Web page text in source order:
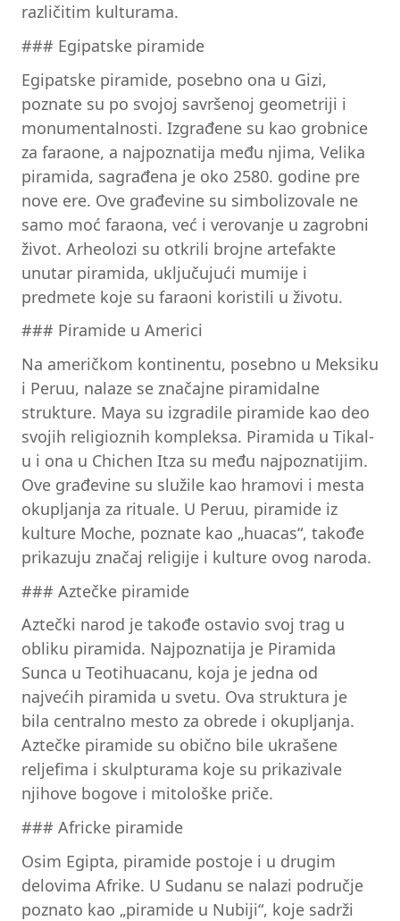
različitim kulturama.
### Egipatske piramide
Egipatske piramide, posebno ona u Gizi,
poznate su po svojoj savršenoj geometriji i
monumentalnosti. Izgrađene su kao grobnice
za faraone, a najpoznatija među njima, Velika
piramida, sagrađena je oko 2580. godine pre
nove ere. Ove građevine su simbolizovale ne
samo moć faraona, već i verovanje u zagrobni
život. Arheolozi su otkrili brojne artefakte
unutar piramida, uključujući mumije i
predmete koje su faraoni koristili u životu.
### Piramide u Americi
Na američkom kontinentu, posebno u Meksiku
i Peruu, nalaze se značajne piramidalne
strukture. Maya su izgradile piramide kao deo
svojih religioznih kompleksa. Piramida u Tikal-
u i ona u Chichen Itza su među najpoznatijim.
Ove građevine su služile kao hramovi i mesta
okupljanja za rituale. U Peruu, piramide iz
kulture Moche, poznate kao „huacas“, takođe
prikazuju značaj religije i kulture ovog naroda.
### Aztečke piramide
Aztečki narod je takođe ostavio svoj trag u
obliku piramida. Najpoznatija je Piramida
Sunca u Teotihuacanu, koja je jedna od
najvećih piramida u svetu. Ova struktura je
bila centralno mesto za obrede i okupljanja.
Aztečke piramide su obično bile ukrašene
reljefima i skulpturama koje su prikazivale
njihove bogove i mitološke priče.
### Africke piramide
Osim Egipta, piramide postoje i u drugim
delovima Afrike. U Sudanu se nalazi područje
poznato kao „piramide u Nubiji“, koje sadrži